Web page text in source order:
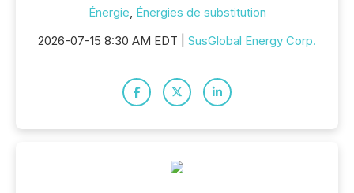
Énergie, Énergies de substitution
2026-07-15 8:30 AM EDT | SusGlobal Energy Corp.